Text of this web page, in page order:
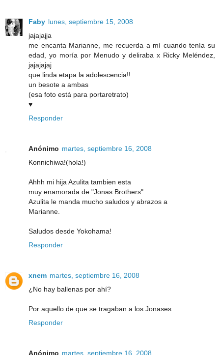
Faby lunes, septiembre 15, 2008
jajajajja
me encanta Marianne, me recuerda a mí cuando tenía su
edad, yo moría por Menudo y deliraba x Ricky Meléndez,
jajajajaj
que linda etapa la adolescencia!!
un besote a ambas
(esa foto está para portaretrato)
♥
Responder
Anónimo martes, septiembre 16, 2008
Konnichiwa!(hola!)
Ahhh mi hija Azulita tambien esta
muy enamorada de "Jonas Brothers"
Azulita le manda mucho saludos y abrazos a
Marianne.
Saludos desde Yokohama!
Responder
xnem martes, septiembre 16, 2008
¿No hay ballenas por ahí?
Por aquello de que se tragaban a los Jonases.
Responder
Anónimo martes, septiembre 16, 2008